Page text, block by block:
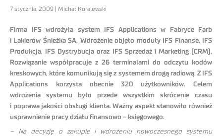
7 stycznia, 2009 | Michał Koralewski
Firma IFS wdrożyła system IFS Applications w Fabryce Farb
i Lakierów Śnieżka SA. Wdrożenie objęło moduły IFS Finanse, IFS
Produkcja, IFS Dystrybucja oraz IFS Sprzedaż i Marketing (CRM).
Rozwiązanie współpracuje z 26 terminalami do odczytu kodów
kreskowych, które komunikują się z systemem drogą radiową. Z IFS
Applications korzysta obecnie 320 użytkowników. Celem
wdrożenia systemu było przede wszystkim skrócenie czasu
i poprawa jakości obsługi klienta. Ważny aspekt stanowiło również
usprawnienie pracy działu finansowo – księgowego.
– Na decyzję o zakupie i wdrożeniu nowoczesnego systemu